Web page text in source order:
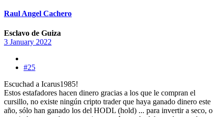
Raul Angel Cachero
Esclavo de Guiza
3 January 2022
#25
Escuchad a Icarus1985!
Estos estafadores hacen dinero gracias a los que le compran el
cursillo, no existe ningún cripto trader que haya ganado dinero este
año, sólo han ganado los del HODL (hold) ... para invertir a seco, o